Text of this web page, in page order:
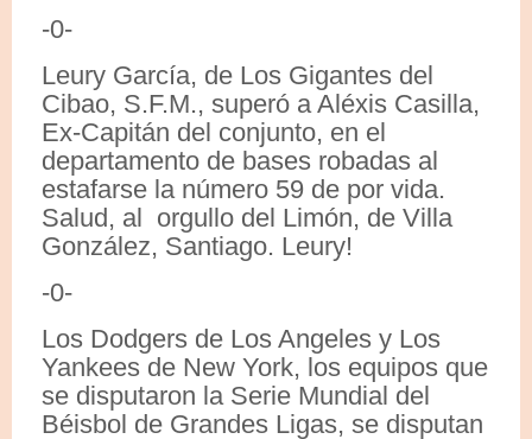
-0-
Leury García, de Los Gigantes del
Cibao, S.F.M., superó a Aléxis Casilla,
Ex-Capitán del conjunto, en el
departamento de bases robadas al
estafarse la número 59 de por vida.
Salud, al orgullo del Limón, de Villa
González, Santiago. Leury!
-0-
Los Dodgers de Los Angeles y Los
Yankees de New York, los equipos que
se disputaron la Serie Mundial del
Béisbol de Grandes Ligas, se disputan